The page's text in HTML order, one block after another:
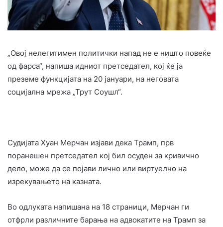
„Овој нелегитимен политички напад не е ништо повеќе
од фарса“, напиша идниот претседател, кој ќе ја
преземе функцијата на 20 јануари, на неговата
социјална мрежа „Трут Соушл“.
Судијата Хуан Мерчан изјави дека Трамп, прв
поранешен претседател кој бил осуден за кривично
дело, може да се појави лично или виртуелно на
изрекувањето на казната.
Во одлуката напишана на 18 страници, Мерчан ги
отфрли различните барања на адвокатите на Трамп за